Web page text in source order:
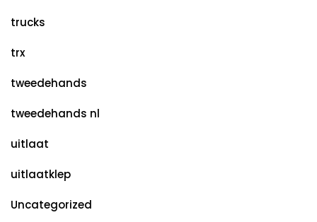
trucks
trx
tweedehands
tweedehands nl
uitlaat
uitlaatklep
Uncategorized